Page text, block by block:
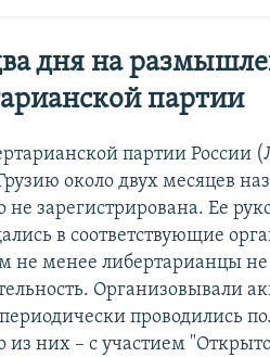
дня на
партии
партии России
около двух месяцев
не зарегистрирована. Ее
в соответствующие
не менее либертарианцы
Организовывали
проводились
из них – с участием